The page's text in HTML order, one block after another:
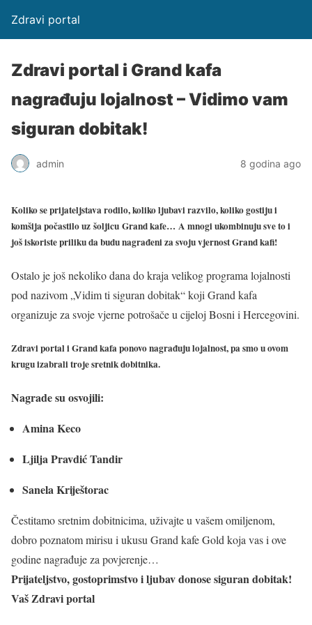
Zdravi portal
Zdravi portal i Grand kafa
nagrađuju lojalnost – Vidimo vam
siguran dobitak!
admin 8 godina ago
Koliko se prijateljstava rodilo, koliko ljubavi razvilo, koliko gostiju i
komšija počastilo uz šoljicu Grand kafe… A mnogi ukombinuju sve to i
još iskoriste priliku da budu nagrađeni za svoju vjernost Grand kafi!
Ostalo je još nekoliko dana do kraja velikog programa lojalnosti
pod nazivom „Vidim ti siguran dobitak“ koji Grand kafa
organizuje za svoje vjerne potrošače u cijeloj Bosni i Hercegovini.
Zdravi portal i Grand kafa ponovo nagrađuju lojalnost, pa smo u ovom
krugu izabrali troje sretnik dobitnika.
Nagrade su osvojili:
Amina Keco
Ljilja Pravdić Tandir
Sanela Kriještorac
Čestitamo sretnim dobitnicima, uživajte u vašem omiljenom,
dobro poznatom mirisu i ukusu Grand kafe Gold koja vas i ove
godine nagrađuje za povjerenje…
Prijateljstvo, gostoprimstvo i ljubav donose siguran dobitak!
Vaš Zdravi portal